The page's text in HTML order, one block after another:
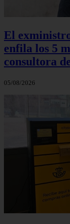
El
enfila los 5
consultora
05/08/2026